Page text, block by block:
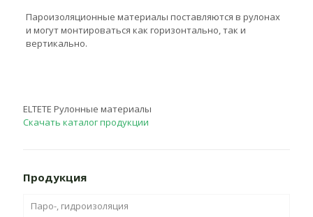
Пароизоляционные материалы поставляются в рулонах
и могут монтироваться как горизонтально, так и
вертикально.
ELTETE Рулонные материалы
Скачать каталог продукции
Продукция
Паро-, гидроизоляция